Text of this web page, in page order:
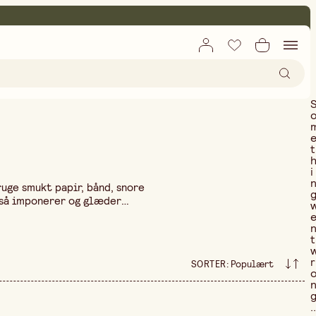
smukt papir, bånd, snore
imponerer og glæder
SORTER: Populært
e
t
h
i
n
g
e
n
t
r
n
g
..